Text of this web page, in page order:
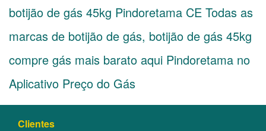
botijão de gás 45kg Pindoretama CE Todas as
marcas de botijão de gás, botijão de gás 45kg
compre gás mais barato aqui Pindoretama no
Aplicativo Preço do Gás
Clientes